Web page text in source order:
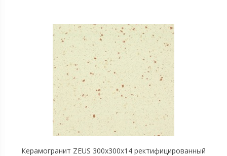
Керамогранит ZEUS 300х300х14 ректифицированный